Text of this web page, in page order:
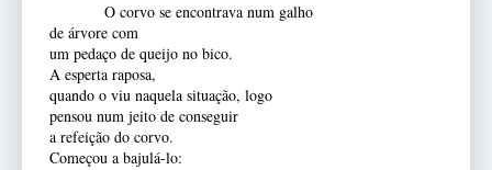
O corvo se encontrava num galho
de árvore com
um pedaço de queijo no bico.
A esperta raposa,
quando o viu naquela situação, logo
pensou num jeito de conseguir
a refeição do corvo.
Começou a bajulá-lo: